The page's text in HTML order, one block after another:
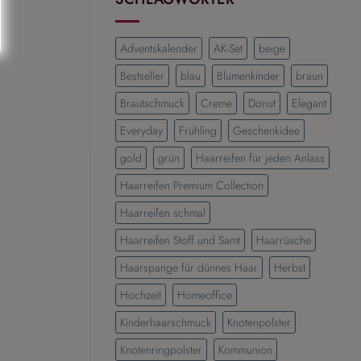
Frisuren
für
einen
eleganten
und
modernen
Look
Adventskalender AK-Set
beige
Bestseller
blau Blumenkinder
braun
Brautschmuck
Creme Donut
Elegant
Everyday
Frühling
Geschenkidee
gold
grün
Haarreifen für jeden Anlass
Haarreifen Premium Collection
Haarreifen schmal
Haarreifen Stoff und Samt
Haarrüsche
Haarspange für dünnes Haar
Herbst
Hochzeit
Homeoffice
Kinderhaarschmuck
Knotenpolster
Knotenringpolster
Kommunion